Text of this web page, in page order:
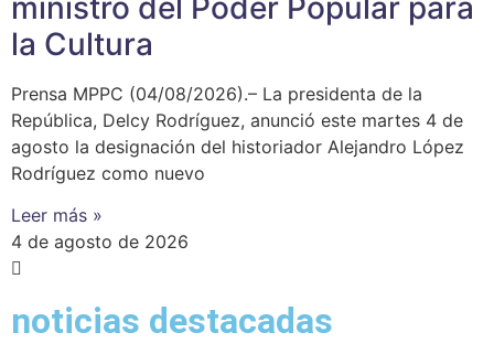
la Cultura
Prensa MPPC (04/08/2026).– La presidenta de la
República, Delcy Rodríguez, anunció este martes 4 de
agosto la designación del historiador Alejandro López
Rodríguez como nuevo
Leer más »
4 de agosto de 2026
noticias destacadas